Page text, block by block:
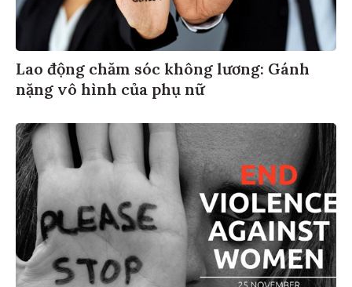
Lao động chăm sóc không lương: Gánh
nặng vô hình của phụ nữ